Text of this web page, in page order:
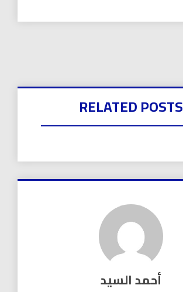
RELATED POSTS
أحمد السيد